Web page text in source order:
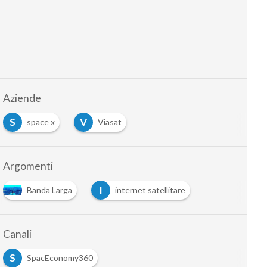
Aziende
S
space x V Viasat
Argomenti
Banda Larga I internet satellitare
Canali
S
SpacEconomy360